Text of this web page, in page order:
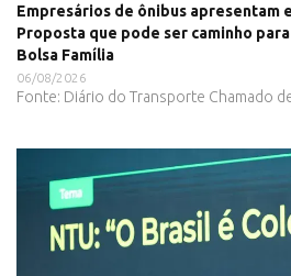
Empresários de ônibus apresentam
Proposta que pode ser caminho
Bolsa Família
06/08/2026
Fonte: Diário do Transporte Chamado